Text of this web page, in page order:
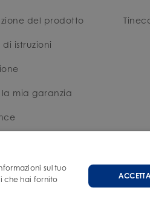
del prodotto
istruzioni
mia garanzia
sul tuo
che hai fornito